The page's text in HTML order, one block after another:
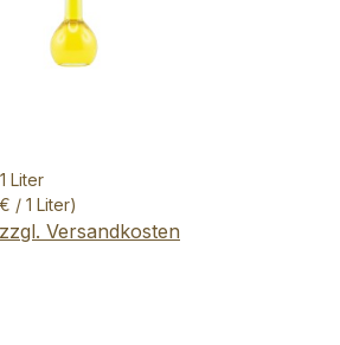
Liter
/ 1 Liter)
Versandkosten
von 5 von 5 Sternen